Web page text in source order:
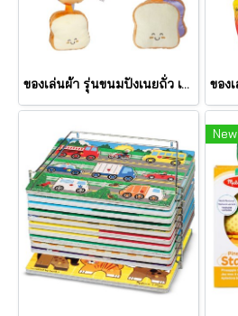
ของเล่นผ้า รุ่นขนมปังเนยถั่ว เขย่ามีเสียง PB&J Take Along Toy รุ่น 30742 ยี่ห้อ Melissa & Doug
New